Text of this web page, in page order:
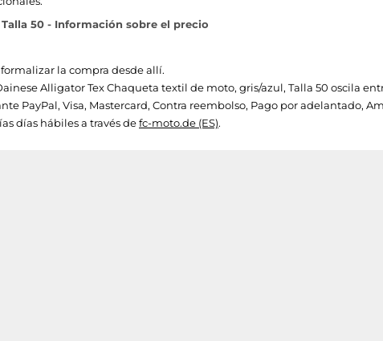
50 - Información sobre el precio
formalizar la compra desde allí.
Alligator Tex Chaqueta textil de moto, gris/azul, Talla 50 oscila
PayPal, Visa, Mastercard, Contra reembolso, Pago por adelantado,
días hábiles a través defc-moto.de (ES).